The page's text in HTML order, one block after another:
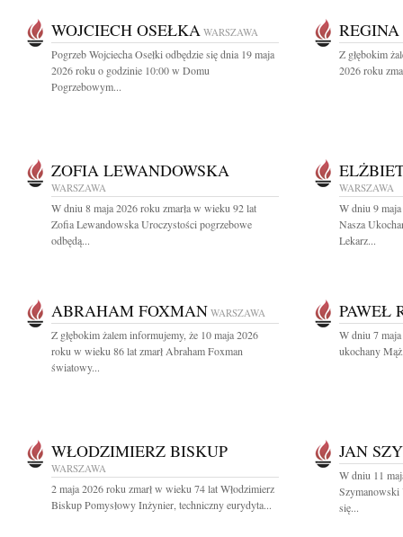
WOJCIECH OSEŁKA WARSZAWA
Pogrzeb Wojciecha Osełki odbędzie się dnia 19 maja
2026 roku o godzinie 10:00 w Domu
Pogrzebowym...
Z głębokim
2026 roku
ZOFIA LEWANDOWSKA
WARSZAWA
W dniu 8 maja 2026 roku zmarła w wieku 92 lat
Zofia Lewandowska Uroczystości pogrzebowe
odbędą...
WARSZAWA
W dniu 9
Nasza
Lekarz...
ABRAHAM FOXMAN WARSZAWA
Z głębokim żalem informujemy, że 10 maja 2026
roku w wieku 86 lat zmarł Abraham Foxman
światowy...
PAWEŁ
W dniu 7
ukochany
WŁODZIMIERZ BISKUP
WARSZAWA
2 maja 2026 roku zmarł w wieku 74 lat Włodzimierz
Biskup Pomysłowy Inżynier, techniczny eurydyta...
JAN
W dniu 11
Szymanowski
się...